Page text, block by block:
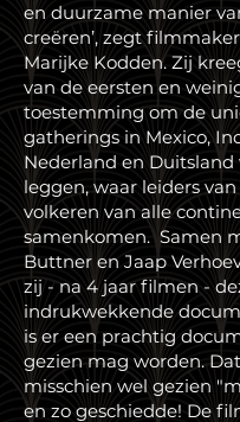
en duurzame manier
creëren’, zegt
Marijke Kodden. Zij
van de eersten en
toestemming om de
gatherings in Mexico,
Nederland en Duitsland
leggen, waar leiders
volkeren van alle
samenkomen. Samen
Buttner en Jaap
zij - na 4 jaar filmen -
indrukwekkende
is er een prachtig
gezien mag worden.
misschien wel gezien
en zo geschiedde! De